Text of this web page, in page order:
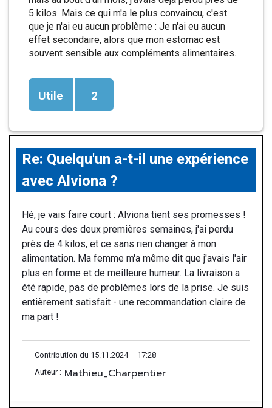
5 kilos. Mais ce qui m'a le plus convaincu, c'est
que je n'ai eu aucun problème : Je n'ai eu aucun
effet secondaire, alors que mon estomac est
souvent sensible aux compléments alimentaires.
Utile 2
Re: Quelqu'un a-t-il une expérience
avec Alviona ?
Hé, je vais faire court : Alviona tient ses promesses !
Au cours des deux premières semaines, j'ai perdu
près de 4 kilos, et ce sans rien changer à mon
alimentation. Ma femme m'a même dit que j'avais l'air
plus en forme et de meilleure humeur. La livraison a
été rapide, pas de problèmes lors de la prise. Je suis
entièrement satisfait - une recommandation claire de
ma part !
Contribution du 15.11.2024 – 17:28
Auteur : Mathieu_Charpentier